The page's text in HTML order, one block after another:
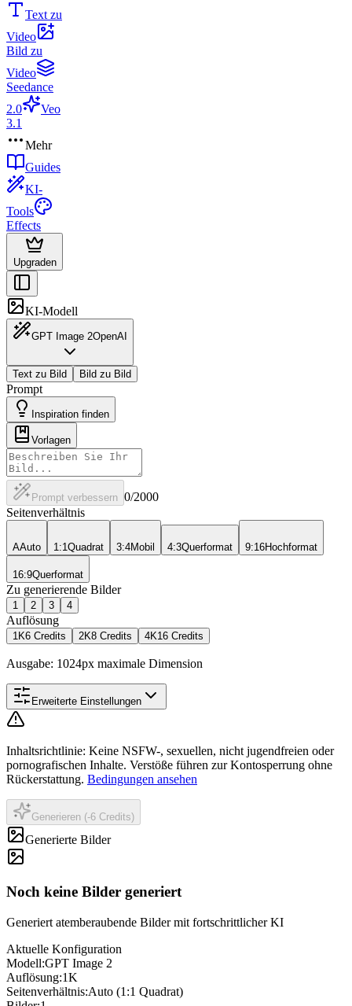
Text zu
Video
Bild zu
Video
Seedance
2.0
Veo
3.1
Mehr
Guides
KI-
Tools
Effects
Upgraden
KI-Modell
GPT Image 2OpenAI
Text zu Bild Bild zu Bild
Prompt
Inspiration finden
Vorlagen
Prompt verbessern 0/2000
Seitenverhältnis
AAuto 1:1Quadrat 3:4Mobil 4:3Querformat 9:16Hochformat
16:9Querformat
Zu generierende Bilder
1 2 3 4
Auflösung
1K6 Credits 2K8 Credits 4K16 Credits
Ausgabe: 1024px maximale Dimension
Erweiterte Einstellungen
Inhaltsrichtlinie: Keine NSFW-, sexuellen, nicht jugendfreien oder
pornografischen Inhalte. Verstöße führen zur Kontosperrung ohne
Rückerstattung. Bedingungen ansehen
Generieren (-6 Credits)
Generierte Bilder
Noch keine Bilder generiert
Generiert atemberaubende Bilder mit fortschrittlicher KI
Aktuelle Konfiguration
Modell:GPT Image 2
Auflösung:1K
Seitenverhältnis:Auto (1:1 Quadrat)